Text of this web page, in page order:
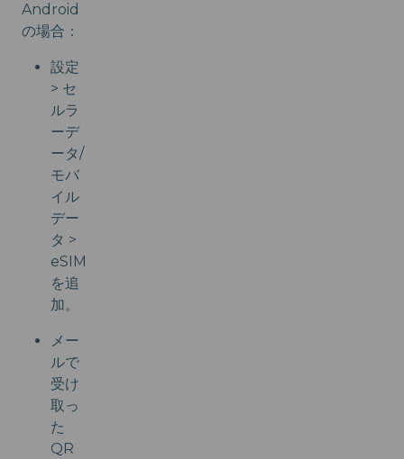
Android
の場合：
設定
> セ
ルラ
ーデ
ータ/
モバ
イル
デー
タ >
eSIM
を追
加。
メー
ルで
受け
取っ
た
QR